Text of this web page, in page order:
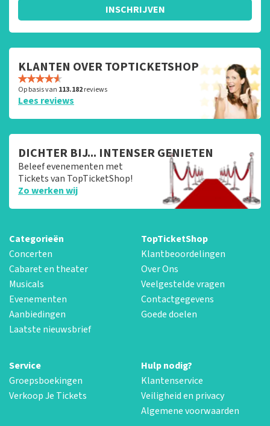
INSCHRIJVEN
KLANTEN OVER TOPTICKETSHOP
Op basis van 113.182reviews
Lees reviews
DICHTER BIJ... INTENSER GENIETEN
Beleef evenementen met
Tickets van TopTicketShop!
Zo werken wij
Categorieën
Concerten
Cabaret en theater
Musicals
Evenementen
Aanbiedingen
Laatste nieuwsbrief
TopTicketShop
Klantbeoordelingen
Over Ons
Veelgestelde vragen
Contactgegevens
Goede doelen
Service
Groepsboekingen
Verkoop Je Tickets
Hulp nodig?
Klantenservice
Veiligheid en privacy
Algemene voorwaarden